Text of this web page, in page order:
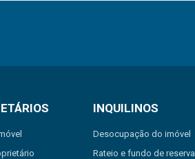
INQUILINOS
Desocupação do imóvel
Rateio e fundo de reserva